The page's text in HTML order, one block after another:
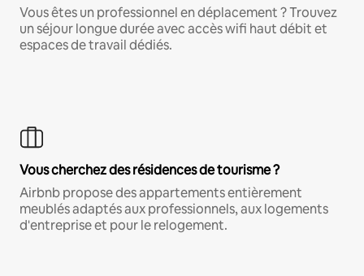
Vous êtes un professionnel en déplacement ? Trouvez
un séjour longue durée avec accès wifi haut débit et
espaces de travail dédiés.
Vous cherchez des résidences de tourisme ?
Airbnb propose des appartements entièrement
meublés adaptés aux professionnels, aux logements
d'entreprise et pour le relogement.